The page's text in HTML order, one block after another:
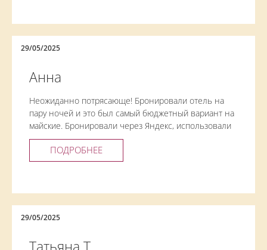
29/05/2025
Анна
Неожиданно потрясающе! Бронировали отель на
пару ночей и это был самый бюджетный вариант на
майские. Бронировали через Яндекс, использовали
промокод и отель обошёлся ещё дешевле. За эти
деньги я ничего не ждала, думала будет прям
совсем хостел, но это очень уютный небольшой
Редко в каком отеле встретишь в ванной пол с
ПОДРОБНЕЕ
29/05/2025